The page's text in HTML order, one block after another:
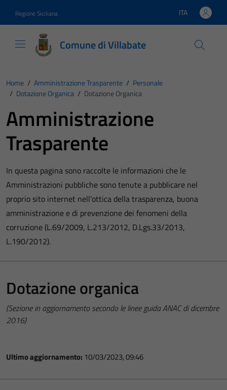
Regione Siciliana Lingua attiva:
ITA
Comune di Villabate
Home / Amministrazione Trasparente / Personale
/ Dotazione Organica / Dotazione Organica
Amministrazione
Trasparente
In questa pagina sono raccolte le informazioni che le
Amministrazioni pubbliche sono tenute a pubblicare nel
proprio sito internet nell’ottica della trasparenza, buona
amministrazione e di prevenzione dei fenomeni della
corruzione (L.69/2009, L.213/2012, D.Lgs.33/2013,
L.190/2012).
Dotazione organica
(Sezione in aggiornamento secondo le linee guida ANAC di dicembre
2016)
Ultimo aggiornamento: 10/03/2023, 09:46